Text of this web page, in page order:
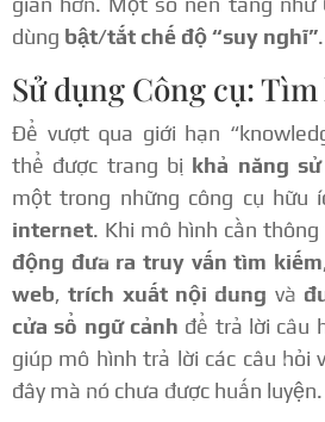
dùng bật/tắt chế độ “suy nghĩ”.
Sử dụng Công cụ:
Để vượt qua giới hạn
thể được trang bị khả năng
một trong những công cụ hữu
internet. Khi mô hình cần
động đưa ra truy vấn tìm kiếm
web,trích xuất nội dung và
cửa sổ ngữ cảnh để trả lời câu
giúp mô hình trả lời các câu hỏi
đây mà nó chưa được huấn luyện.